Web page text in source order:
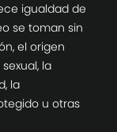
igualdad de
se toman sin
el origen
la
la
u otras